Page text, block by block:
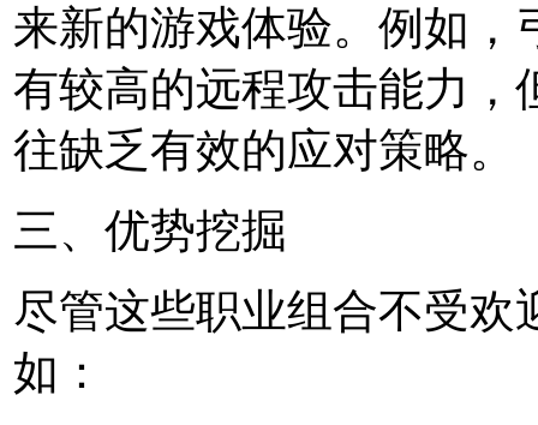
来新的游戏体验。例如，
有较高的远程攻击能力，
往缺乏有效的应对策略。
三、优势挖掘
尽管这些职业组合不受欢
如：